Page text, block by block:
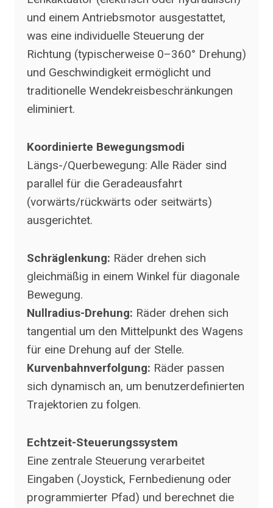
und einem Antriebsmotor ausgestattet,
was eine individuelle Steuerung der
Richtung (typischerweise 0–360° Drehung)
und Geschwindigkeit ermöglicht und
traditionelle Wendekreisbeschränkungen
eliminiert.
Koordinierte Bewegungsmodi
Längs-/Querbewegung: Alle Räder sind
parallel für die Geradeausfahrt
(vorwärts/rückwärts oder seitwärts)
ausgerichtet.
Schräglenkung: Räder drehen sich
gleichmäßig in einem Winkel für diagonale
Bewegung.
Nullradius-Drehung: Räder drehen sich
tangential um den Mittelpunkt des Wagens
für eine Drehung auf der Stelle.
Kurvenbahnverfolgung: Räder passen
sich dynamisch an, um benutzerdefinierten
Trajektorien zu folgen.
Echtzeit-Steuerungssystem
Eine zentrale Steuerung verarbeitet
Eingaben (Joystick, Fernbedienung oder
programmierter Pfad) und berechnet die